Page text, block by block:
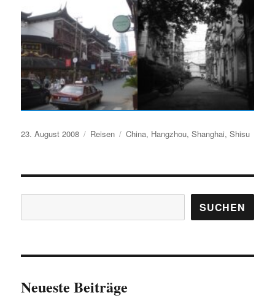
Veröffentlicht
23. August 2008 Kategorien
Reisen Schlagwörter
China, Hangzhou,Shanghai,Shisu
SUCHEN
Neueste Beiträge